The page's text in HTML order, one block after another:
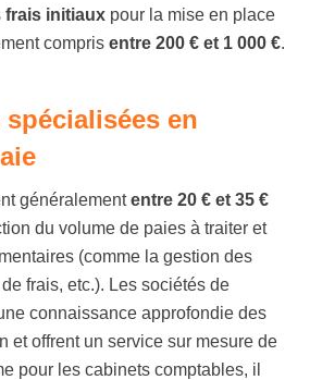
frais initiaux pour la mise en place
compris entre 200 € et 1 000 €.
en
généralemententre 20 € et 35 €
du volume de paies à traiter et
(comme la gestion des
frais, etc.). Les sociétés de
connaissance approfondie des
et offrent un service sur mesure de
pour les cabinets comptables, il